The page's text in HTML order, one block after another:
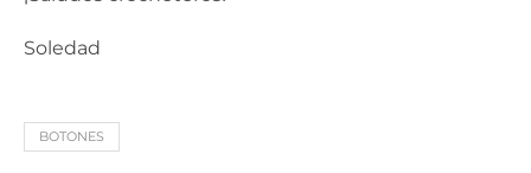
Soledad
BOTONES